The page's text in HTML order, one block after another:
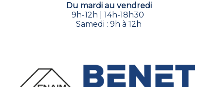
Du mardi au vendredi
9h-12h | 14h-18h30
Samedi : 9h à 12h